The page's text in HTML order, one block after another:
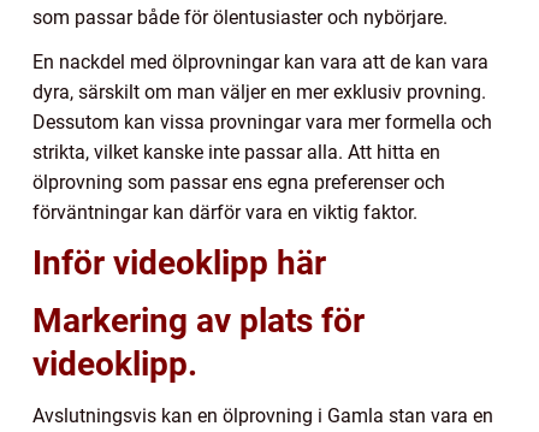
som passar både för ölentusiaster och nybörjare.
En nackdel med ölprovningar kan vara att de kan vara
dyra, särskilt om man väljer en mer exklusiv provning.
Dessutom kan vissa provningar vara mer formella och
strikta, vilket kanske inte passar alla. Att hitta en
ölprovning som passar ens egna preferenser och
förväntningar kan därför vara en viktig faktor.
Inför videoklipp här
Markering av plats för
videoklipp.
Avslutningsvis kan en ölprovning i Gamla stan vara en